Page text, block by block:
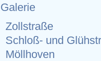
Galerie
Zollstraße
Schloß- und
Möllhoven